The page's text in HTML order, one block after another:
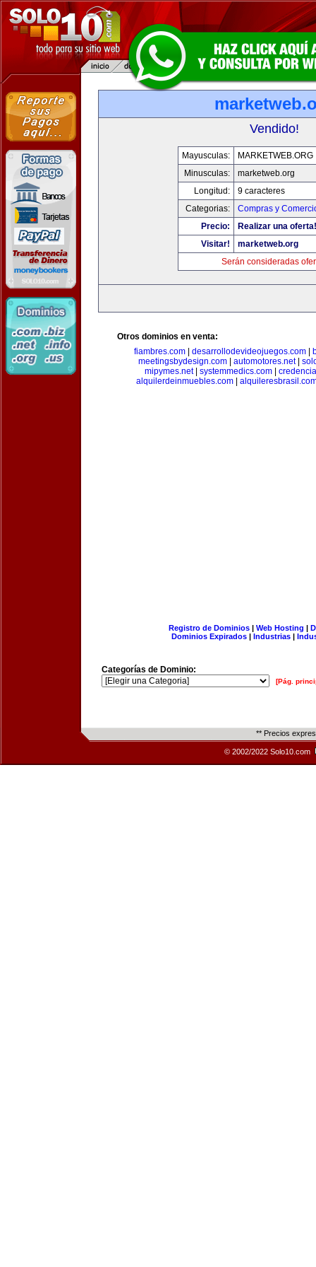
Vendido!
Mayusculas:
MARKETWEB.ORG
Minusculas:
marketweb.org
Longitud:
9 caracteres
Categorias:
Compras y
Precio:
Realizar una oferta!
Visitar!
marketweb.org
Serán consideradas
Otros dominios en venta:
fiambres.com| desarrollodevideojuegos.com|
meetingsbydesign.com| automotores.net|
mipymes.net| systemmedics.com
alquilerdeinmuebles.com|
Registro de Dominios| Web Hosting |
Dominios Expirados | Industrias |
Categorías de Dominio:
[Pág.
** Precios
© 2002/2022 Solo10.com